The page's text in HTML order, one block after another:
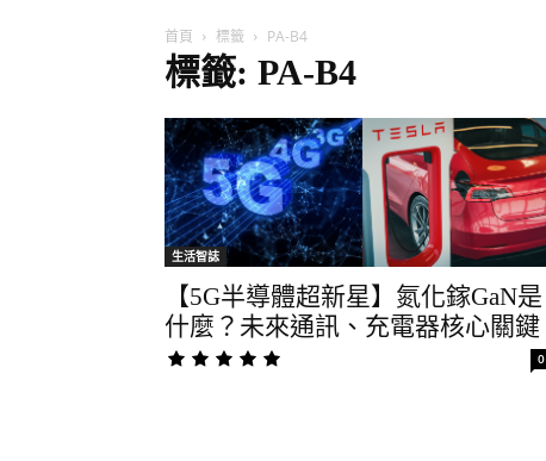
首頁 標籤 PA-B4
標籤: PA-B4
生活智誌
【5G半導體超新星】氮化鎵GaN是
什麼？未來通訊、充電器核心關鍵
0